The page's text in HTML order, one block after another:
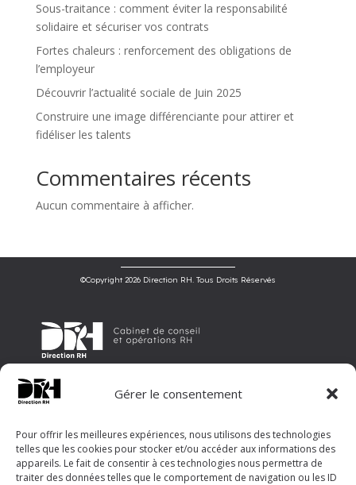
Gérer le consentement
Pour offrir les meilleures expériences, nous utilisons des technologies
telles que les cookies pour stocker et/ou accéder aux informations des
appareils. Le fait de consentir à ces technologies nous permettra de
traiter des données telles que le comportement de navigation ou les ID
Sous-traitance : comment éviter la responsabilité
solidaire et sécuriser vos contrats
Fortes chaleurs : renforcement des obligations de
l’employeur
Découvrir l’actualité sociale de Juin 2025
Construire une image différenciante pour attirer et
fidéliser les talents
Commentaires récents
Aucun commentaire à afficher.
©Copyright 2026 Direction RH. Tous Droits Réservés
Direction RH est un cabinet de conseil et d’opérations en ressources
humaines, offrant un accompagnement sur mesure aux entreprises
pour optimiser leur gestion RH et révéler leur potentiel.
Menu
Accueil